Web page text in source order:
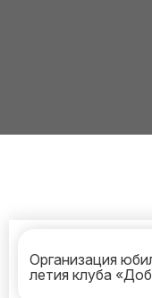
Организация
летия клуба